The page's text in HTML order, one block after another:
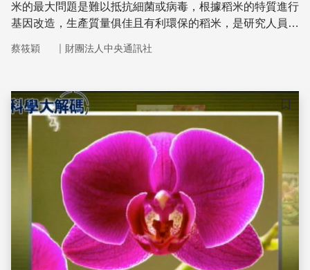
米的最大問題是難以抵抗細菌或病毒，根據稻米的特質進行
基因改造，生產質量俱佳且有利環保的稻米，是研究人員努
蔡筱穎 ｜ 財團法人中央通訊社
儲存